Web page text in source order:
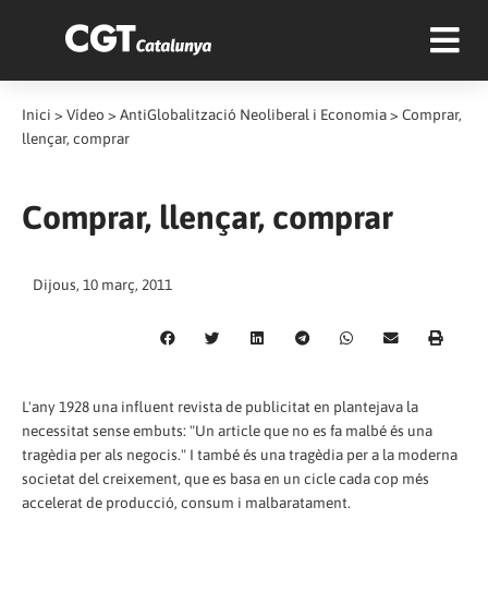
Inici > Vídeo > AntiGlobalització Neoliberal i Economia> Comprar,
llençar, comprar
Comprar, llençar, comprar
Dijous, 10 març, 2011
L'any 1928 una influent revista de publicitat en plantejava la
necessitat sense embuts: "Un article que no es fa malbé és una
tragèdia per als negocis." I també és una tragèdia per a la moderna
societat del creixement, que es basa en un cicle cada cop més
accelerat de producció, consum i malbaratament.